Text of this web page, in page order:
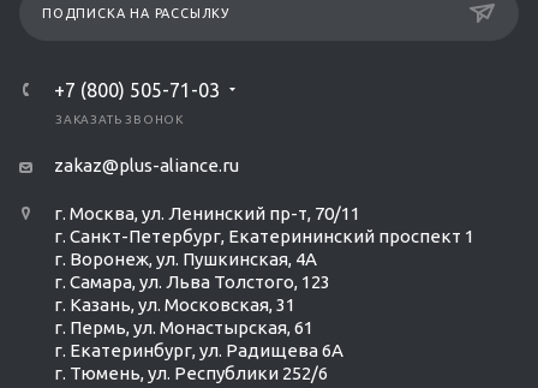
ПОДПИСКА НА РАССЫЛКУ
+7 (800) 505-71-03
ЗАКАЗАТЬ ЗВОНОК
zakaz@plus-aliance.ru
г. Москва, ул. Ленинский пр-т, 70/11
г. Санкт-Петербург, Екатерининский проспект 1
г. Воронеж, ул. Пушкинская, 4А
г. Самара, ул. Льва Толстого, 123
г. Казань, ул. Московская, 31
г. Пермь, ул. Монастырская, 61
г. Екатеринбург, ул. Радищева 6А
г. Тюмень, ул. Республики 252/6